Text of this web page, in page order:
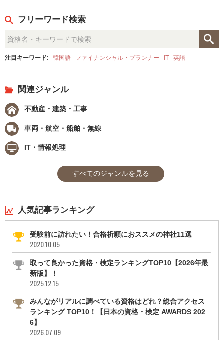
フリーワード検索
注目キーワード: 韓国語 ファイナンシャル・プランナー IT 英語
関連ジャンル
不動産・建築・工事
車両・航空・船舶・無線
IT・情報処理
すべてのジャンルを見る
人気記事ランキング
受験前に訪れたい！合格祈願におススメの神社11選
2020.10.05
取って良かった資格・検定ランキングTOP10【2026年最
新版】！
2025.12.15
みんながリアルに調べている資格はどれ？総合アクセス
ランキング TOP10！【日本の資格・検定 AWARDS 202
6】
2026.07.09